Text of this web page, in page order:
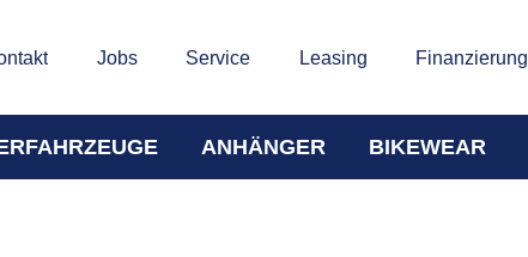
Jobs Service Leasing Finanzierung
ANHÄNGER BIKEWEAR